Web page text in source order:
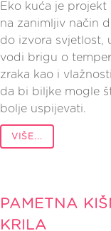
Eko kuća je projekt
na zanimljiv način
do izvora svjetlost,
vodi brigu o
zraka kao i
da bi biljke mogle
bolje uspijevati.
VIŠE...
PAMETNA
KRILA